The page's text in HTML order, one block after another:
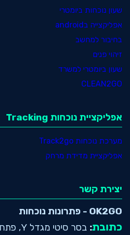
שעון נוכחות ביומטרי
אפליקצייה בandroid
בחיבור למחשב
זיהוי פנים
שעון ביומטרי למשרד
CLEAN2GO
אפליקציית נוכחות Tracking
מערכת נוכחות Track2go
אפליקציית מדידת מרחק
יצירת קשר
OK2GO - פתרונות נוכחות
כתובת: בסר סיטי מגדל Y, פתח תקווה